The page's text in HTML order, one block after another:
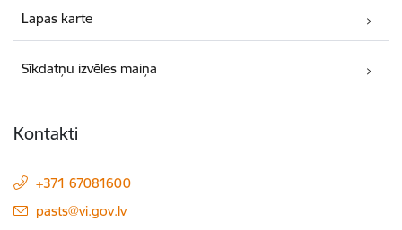
Lapas karte
Sīkdatņu izvēles maiņa
Kontakti
+371 67081600
E-pasts:
pasts@vi.gov.lv